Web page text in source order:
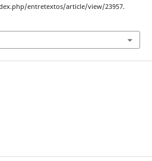
entretextos/article/view/23957.